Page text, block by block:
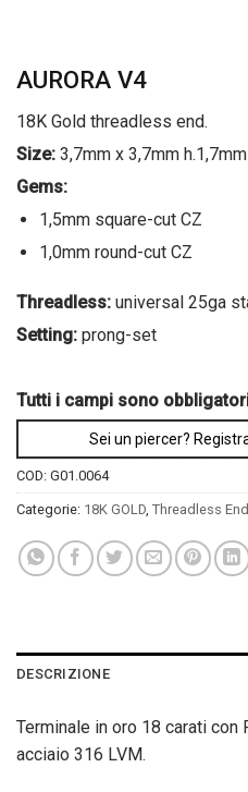
AURORA V4
18K Gold threadless end.
Size: 3,7mm x 3,7mm h.1,7mm
Gems:
1,5mm square-cut CZ
1,0mm round-cut CZ
Threadless: universal 25ga
Setting: prong-set
Tutti i campi sono
Sei un piercer?
COD: G01.0064
Categorie: 18K GOLD, Threadless
DESCRIZIONE
Terminale in oro 18 carati con
acciaio 316 LVM.